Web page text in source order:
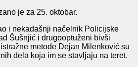
je za 25. oktobar.
i nekadašnji načelnik Policijske
Šušnjić i drugooptuženi bivši
metode Dejan Milenković su
dela koja im se stavljaju na teret.